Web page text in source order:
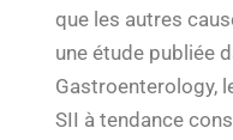
que les autres
une étude publiée
Gastroenterology,
SII à tendance